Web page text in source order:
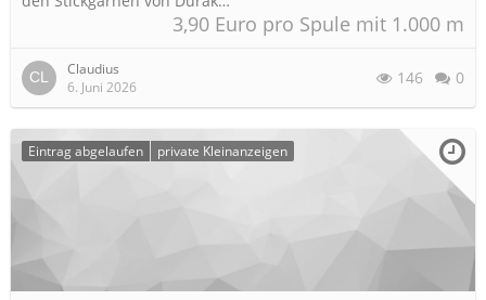
3,90 Euro pro Spule mit 1.000 m
Claudius
6. Juni 2026
146 0
Eintrag abgelaufen private Kleinanzeigen